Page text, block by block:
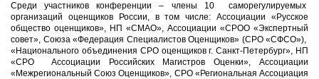
Среди участников конференции – члены 10 саморегулируемых
организаций оценщиков России, в том числе: Ассоциации «Русское
общество оценщиков», НП «СМАО», Ассоциации «СРОО «Экспертный
совет», Союза «Федерация Специалистов Оценщиков» (СРО «СФСО»),
«Национального объединения СРО оценщиков г. Санкт-Петербург», НП
«СРО Ассоциации Российских Магистров Оценки», Ассоциации
«Межрегиональный Союз Оценщиков», СРО «Региональная Ассоциация